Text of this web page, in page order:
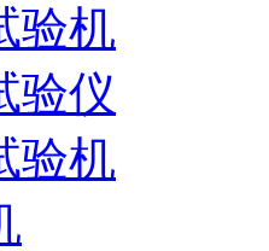
验机
验仪
验机